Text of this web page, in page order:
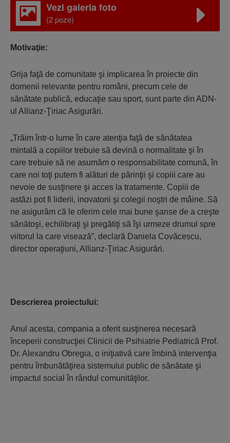
Vezi galeria foto
(2 poze)
Motivaţie:
Grija faţă de comunitate şi implicarea în proiecte din
domenii relevante pentru români, precum cele de
sănătate publică, educaţie sau sport, sunt parte din ADN-
ul Allianz-Ţiriac Asigurări.
„Trăim într-o lume în care atenţia faţă de sănătatea
mintală a copiilor trebuie să devină o normalitate şi în
care trebuie să ne asumăm o responsabilitate comună, în
care noi toţi putem fi alături de părinţii şi copiii care au
nevoie de susţinere şi acces la tratamente. Copiii de
astăzi pot fi liderii, inovatorii şi colegii noştri de mâine. Să
ne asigurăm că le oferim cele mai bune şanse de a creşte
sănătoşi, echilibraţi şi pregătiţi să îşi urmeze drumul spre
viitorul la care visează”, declară Daniela Covăcescu,
director operaţiuni, Allianz-Ţiriac Asigurări.
Descrierea proiectului:
Anul acesta, compania a oferit susţinerea necesară
începerii construcţiei Clinicii de Psihiatrie Pediatrică Prof.
Dr. Alexandru Obregia, o iniţiativă care îmbină intervenţia
pentru îmbunătăţirea sistemului public de sănătate şi
impactul social în rândul comunităţilor.